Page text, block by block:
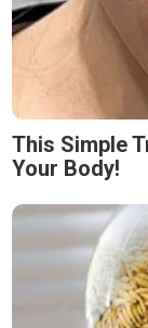
This Simple
Your Body!